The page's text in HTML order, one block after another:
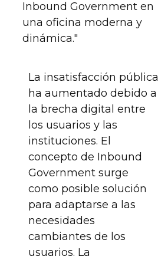
La insatisfacción pública
ha aumentado debido a
la brecha digital entre
los usuarios y las
instituciones. El
concepto de Inbound
Government surge
como posible solución
para adaptarse a las
necesidades
cambiantes de los
usuarios. La